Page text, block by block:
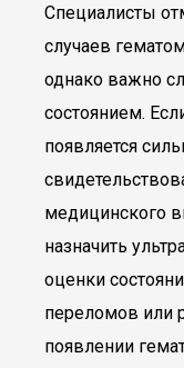
Специалисты
случаев
однако важно
состоянием.
появляется
медицинского
назначить
оценки
переломов или
появлении